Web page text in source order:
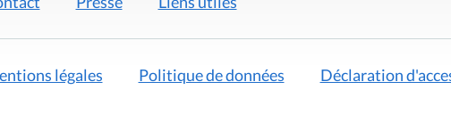
légales Politique de données Déclaration